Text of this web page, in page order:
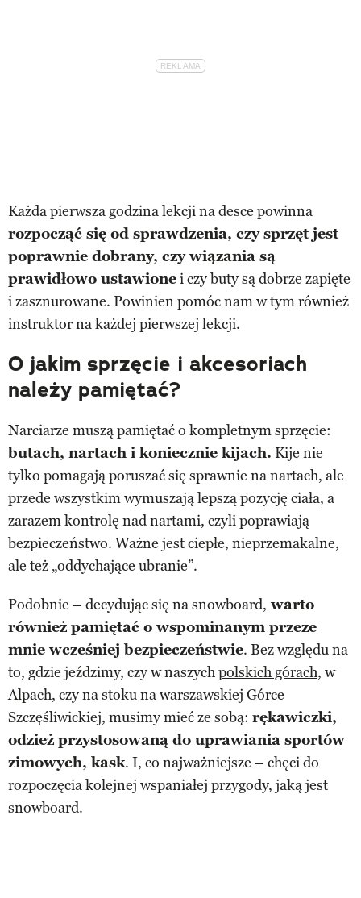
Każda pierwsza godzina lekcji na desce powinna
rozpocząć się od sprawdzenia, czy sprzęt jest
poprawnie dobrany, czy wiązania są
prawidłowo ustawionei czy buty są dobrze zapięte
i zasznurowane. Powinien pomóc nam w tym również
instruktor na każdej pierwszej lekcji.
O jakim sprzęcie i akcesoriach
należy pamiętać?
Narciarze muszą pamiętać o kompletnym sprzęcie:
butach, nartach i koniecznie kijach. Kije nie
tylko pomagają poruszać się sprawnie na nartach, ale
przede wszystkim wymuszają lepszą pozycję ciała, a
zarazem kontrolę nad nartami, czyli poprawiają
bezpieczeństwo. Ważne jest ciepłe, nieprzemakalne,
ale też „oddychające ubranie”.
Podobnie – decydując się na snowboard, warto
również pamiętać o wspominanym przeze
mnie wcześniej bezpieczeństwie. Bez względu na
to, gdzie jeździmy, czy w naszychpolskich górach, w
Alpach, czy na stoku na warszawskiej Górce
Szczęśliwickiej, musimy mieć ze sobą: rękawiczki,
odzież przystosowaną do uprawiania sportów
zimowych, kask. I, co najważniejsze – chęci do
rozpoczęcia kolejnej wspaniałej przygody, jaką jest
snowboard.